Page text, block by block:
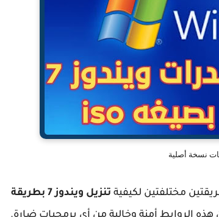
مختلفتين لكيفية
تنزيل ويندوز 7 بطريقة